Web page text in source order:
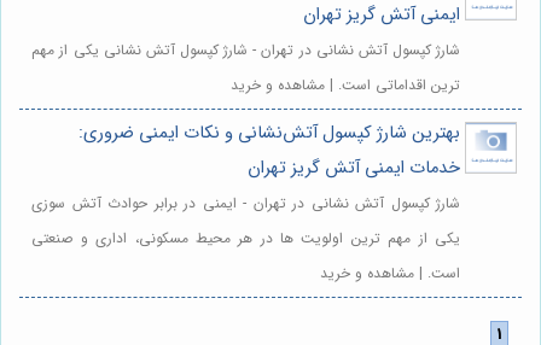
ایمنی آتش گریز تهران
شارژ کپسول آتش نشانی در تهران - شارژ کپسول آتش نشانی یکی از مهم
ترین اقداماتی است. | مشاهده و خرید
بهترین شارژ کپسول آتش‌نشانی و نکات ایمنی ضروری:
خدمات ایمنی آتش گریز تهران
شارژ کپسول آتش نشانی در تهران - ایمنی در برابر حوادث آتش سوزی
یکی از مهم ترین اولویت ها در هر محیط مسکونی، اداری و صنعتی
است. | مشاهده و خرید